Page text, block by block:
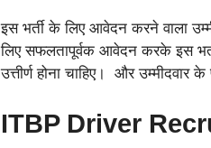
इस भर्ती के लिए आवेदन करने वाला
लिए सफलतापूर्वक आवेदन करके इस भर्ती
उत्तीर्ण होना चाहिए। और उम्मीदवार
ITBP Driver